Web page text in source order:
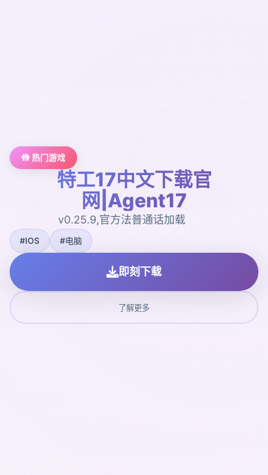
🚻 热门游戏
特工17中文下载官
网|Agent17
v0.25.9,官方法普通话加载
#IOS #电脑
即刻下载
了解更多